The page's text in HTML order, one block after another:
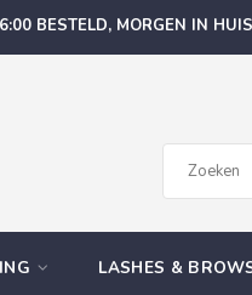
BESTELD, MORGEN IN HUIS
LASHES &